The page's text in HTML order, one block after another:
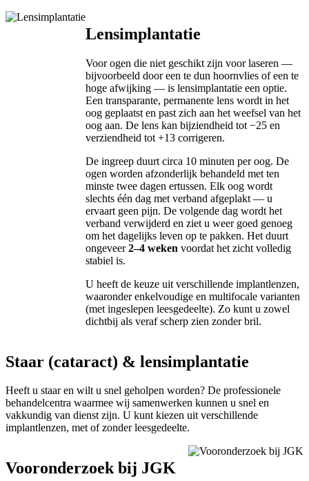
Lensimplantatie
Voor ogen die niet geschikt zijn voor laseren —
bijvoorbeeld door een te dun hoornvlies of een te
hoge afwijking — is lensimplantatie een optie.
Een transparante, permanente lens wordt in het
oog geplaatst en past zich aan het weefsel van het
oog aan. De lens kan bijziendheid tot −25 en
verziendheid tot +13 corrigeren.
De ingreep duurt circa 10 minuten per oog. De
ogen worden afzonderlijk behandeld met ten
minste twee dagen ertussen. Elk oog wordt
slechts één dag met verband afgeplakt — u
ervaart geen pijn. De volgende dag wordt het
verband verwijderd en ziet u weer goed genoeg
om het dagelijks leven op te pakken. Het duurt
ongeveer2–4 weken voordat het zicht volledig
stabiel is.
U heeft de keuze uit verschillende implantlenzen,
waaronder enkelvoudige en multifocale varianten
(met ingeslepen leesgedeelte). Zo kunt u zowel
dichtbij als veraf scherp zien zonder bril.
Staar (cataract) & lensimplantatie
Heeft u staar en wilt u snel geholpen worden? De professionele
behandelcentra waarmee wij samenwerken kunnen u snel en
vakkundig van dienst zijn. U kunt kiezen uit verschillende
implantlenzen, met of zonder leesgedeelte.
Vooronderzoek bij JGK